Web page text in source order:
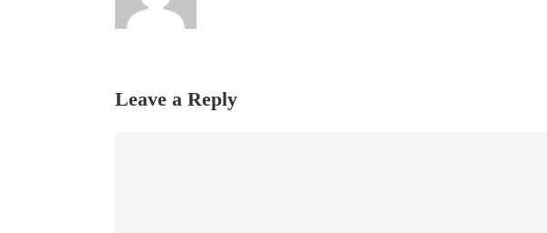
Leave a Reply